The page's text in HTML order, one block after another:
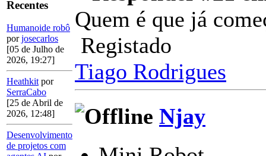
Recentes
Humanoide robô
porjosecarlos
[05 de Julho de
2026, 19:27]
Heathkit por
SerraCabo
[25 de Abril de
2026, 12:48]
Desenvolvimento
de projetos com
Quem é que já
Registado
Tiago Rodrigues
Njay